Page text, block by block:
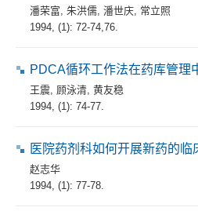
潘荣富 朱洪儒 潘世庆 常立照
1994, (1): 72-74,76.
PDCA循环工作法在药库管理
王震 顾泳清 黄友稳
1994, (1): 74-77.
医院药剂科如何开展新药的临
赵志华
1994, (1): 77-78.